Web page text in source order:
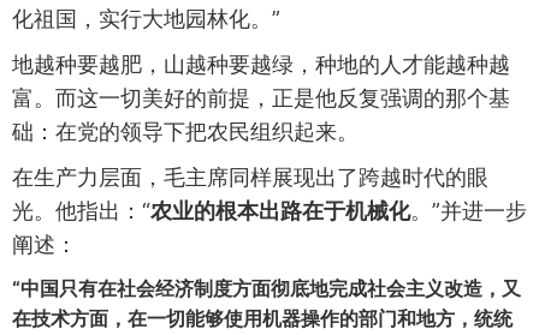
化祖国，实行大地园林化。”
地越种要越肥，山越种要越绿，种地的人才能越种越
富。而这一切美好的前提，正是他反复强调的那个基
础：在党的领导下把农民组织起来。
在生产力层面，毛主席同样展现出了跨越时代的眼
光。他指出：“农业的根本出路在于机械化。”并进一步
阐述：
“中国只有在社会经济制度方面彻底地完成社会主义改造，又
在技术方面，在一切能够使用机器操作的部门和地方，统统